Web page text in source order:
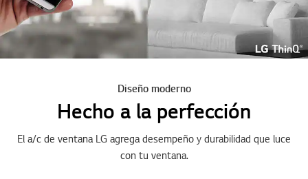
Diseño moderno
Hecho a la perfección
El a/c de ventana LG agrega desempeño y durabilidad que luce
con tu ventana.